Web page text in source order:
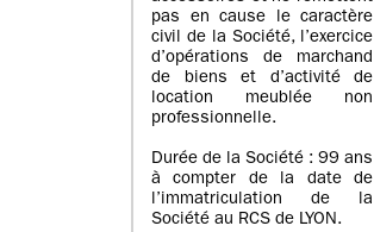
pas en cause le caractère
civil de la Société, l’exercice
d’opérations de marchand
de biens et d’activité de
location meublée non
professionnelle.
Durée de la Société : 99 ans
à compter de la date de
l’immatriculation de la
Société au RCS de LYON.